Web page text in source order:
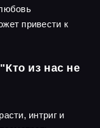
привести к
из нас не
интриг и